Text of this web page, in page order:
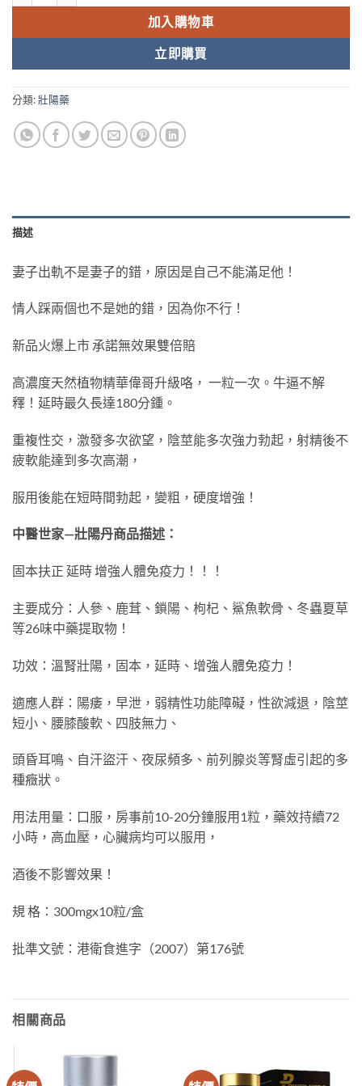
加入購物車
立即購買
分類:壯陽藥
描述
妻子出軌不是妻子的錯，原因是自己不能滿足他！
情人踩兩個也不是她的錯，因為你不行！
新品火爆上市 承諾無效果雙倍賠
高濃度天然植物精華偉哥升級咯， 一粒一次。牛逼不解
釋！延時最久長達180分鍾。
重複性交，激發多次欲望，陰莖能多次強力勃起，射精後不
疲軟能達到多次高潮，
服用後能在短時間勃起，變粗，硬度增強！
中醫世家—壯陽丹商品描述：
固本扶正 延時 增強人體免疫力！！！
主要成分：人參、鹿茸、鎖陽、枸杞、鯊魚軟骨、冬蟲夏草
等26味中藥提取物！
功效：溫腎壯陽，固本，延時、增強人體免疫力！
適應人群：陽痿，早泄，弱精性功能障礙，性欲減退，陰莖
短小、腰膝酸軟、四肢無力、
頭昏耳鳴、自汗盜汗、夜尿頻多、前列腺炎等腎虛引起的多
種癥狀。
用法用量：口服，房事前10-20分鐘服用1粒，藥效持續72
小時，高血壓，心臟病均可以服用，
酒後不影響效果！
規 格：300mgx10粒/盒
批準文號：港衛食進字（2007）第176號
相關商品